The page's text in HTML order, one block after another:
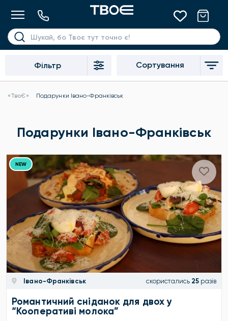
Фільтр Сортування
«ТвоЄ» Подарунки Івано-Франківськ
Подарунки Івано-Франківськ
NEW
Івано-Франківськ скористались 25 разів
Романтичний сніданок для двох у
“Кооперативі молока”